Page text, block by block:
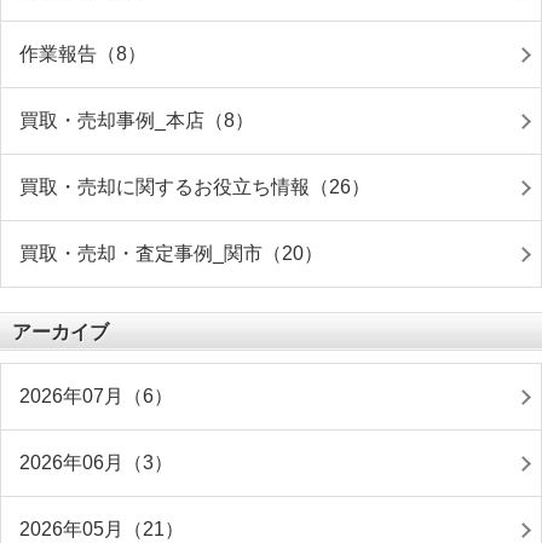
作業報告（8）
買取・売却事例_本店（8）
買取・売却に関するお役立ち情報（26）
買取・売却・査定事例_関市（20）
アーカイブ
2026年07月（6）
2026年06月（3）
2026年05月（21）